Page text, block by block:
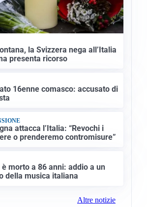
la Svizzera nega all’Italia
presenta ricorso
16enne comasco: accusato di
attacca l’Italia: “Revochi i
o prenderemo contromisure”
è morto a 86 anni: addio a un
della musica italiana
Altre notizie